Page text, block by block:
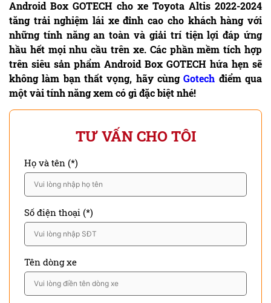
Android Box GOTECH cho xe Toyota Altis 2022-2024
tăng trải nghiệm lái xe đỉnh cao cho khách hàng với
những tính năng an toàn và giải trí tiện lợi đáp ứng
hầu hết mọi nhu cầu trên xe. Các phần mềm tích hợp
trên siêu sản phẩm Android Box GOTECH hứa hẹn sẽ
không làm bạn thất vọng, hãy cùngGotech điểm qua
một vài tính năng xem có gì đặc biệt nhé!
TƯ VẤN CHO TÔI
Họ và tên (*)
Số điện thoại (*)
Tên dòng xe